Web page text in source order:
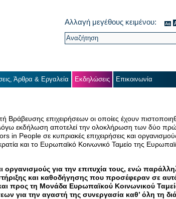
Αλλαγή μεγέθους κειμένου:
Άρθρα & Εργαλεία Εκδηλώσεις Επικοινωνία
Βράβευσης επιχειρήσεων οι οποίες έχουν
εκδήλωση αποτελεί την ολοκλήρωση των δύο
People σε κυπριακές επιχειρήσεις και
και το Ευρωπαϊκό Κοινωνικό Ταμείο της
οργανισμούς για την επιτυχία τους, ενώ
και καθοδήγησης που προσέφεραν σε
και προς τη Μονάδα Ευρωπαϊκού Κοινωνικού
για την αγαστή της συνεργασία καθ’ όλη τη